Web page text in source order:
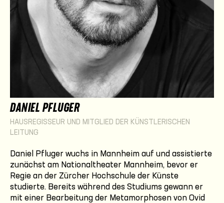
DANIEL PFLUGER
HAUSREGISSEUR UND MITGLIED DER KÜNSTLERISCHEN
LEITUNG
Daniel Pfluger wuchs in Mannheim auf und assistierte
zunächst am Nationaltheater Mannheim, bevor er
Regie an der Zürcher Hochschule der Künste
studierte. Bereits während des Studiums gewann er
mit einer Bearbeitung der Metamorphosen von Ovid